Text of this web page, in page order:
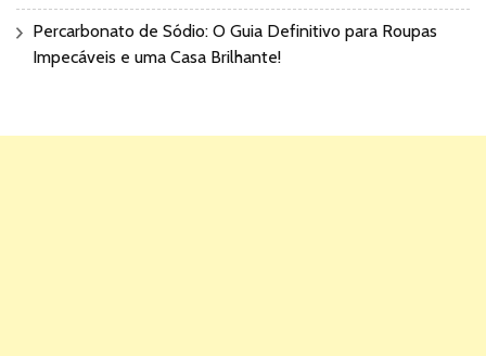
Percarbonato de Sódio: O Guia Definitivo para Roupas
Impecáveis e uma Casa Brilhante!